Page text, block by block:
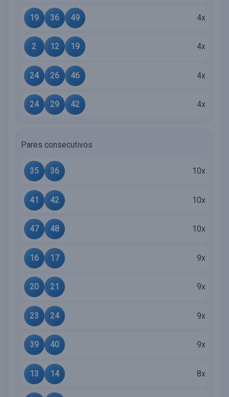
19 36 49 4x
2 12 19 4x
24 26 46 4x
24 29 42 4x
Pares consecutivos
35 36 10x
41 42 10x
47 48 10x
16 17 9x
20 21 9x
23 24 9x
39 40 9x
13 14 8x